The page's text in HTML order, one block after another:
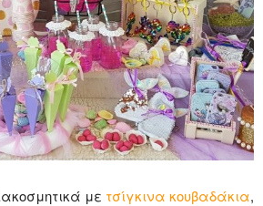
με τσίγκινα κουβαδάκια,